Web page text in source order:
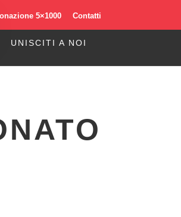
5×1000 Contatti
UNISCITI A NOI